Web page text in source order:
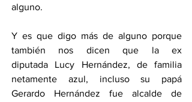
alguno.
Y es que digo más de alguno porque
también nos dicen que la ex
diputada Lucy Hernández, de familia
netamente azul, incluso su papá
Gerardo Hernández fue alcalde de